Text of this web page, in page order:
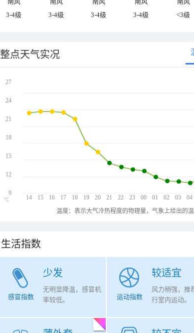
3-4级
3-4级 3-4级 3-4级 <3级
整点天气实况
14 15 16 17 18 19 20 21 22 23 00 01 02 03 04
27
24
21
18
15
12
9
℃
温度：表示大气冷热程度的物理量，气象上给出的
生活指数
少发
感冒指数
无明显降温，感冒机
率较低。
较适宜
运动指数
风力稍强，推
行室内运动。